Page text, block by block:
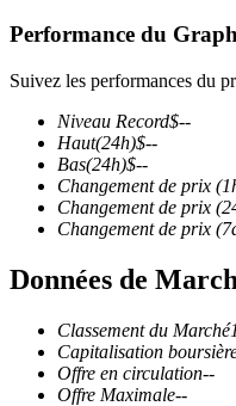
Futures COIN-M
Contrats à terme sur
premières
Performance du
Suivez les performances du
Niveau Record$--
Haut(24h)$--
Bas(24h)$--
Changement de prix
Changement de prix
Changement de prix
Données de
Classement du Marché
Capitalisation
Offre en circulation--
Offre Maximale--